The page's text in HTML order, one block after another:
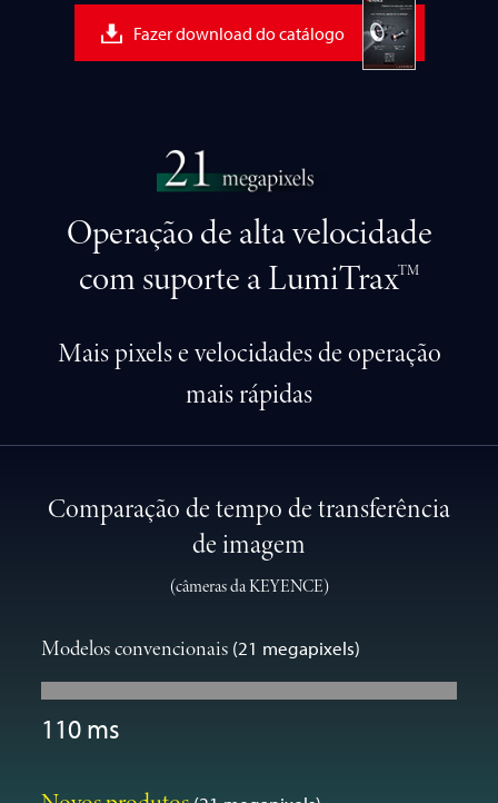
Fazer download do catálogo
Operação de alta velocidade
comsuporte a LumiTraxTM
Mais pixels e velocidades de operação
mais rápidas
Comparação de tempo de transferência
de imagem
(câmeras da KEYENCE)
Modelos convencionais (21 megapixels)
110 ms